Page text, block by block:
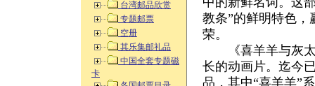
台湾邮品欣赏
专题邮票
空册
其乐集邮礼品
中国全套专题磁
卡
教条”的鲜明特色
荣。
《喜羊羊与灰太
长的动画片。迄今
品，其中“喜羊羊”